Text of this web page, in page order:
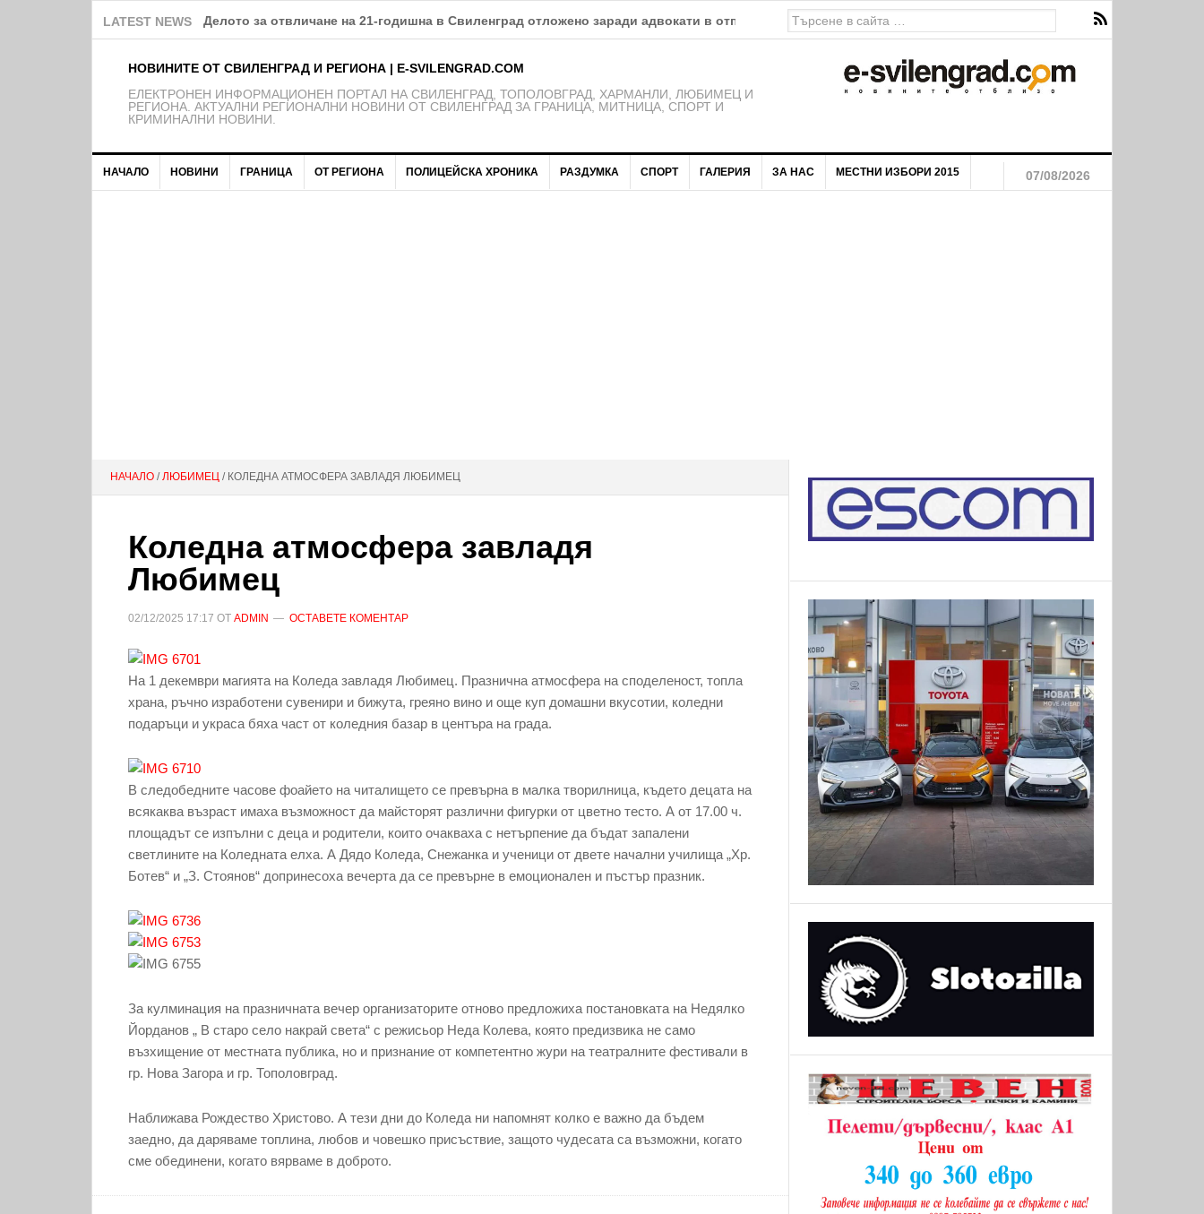
LATEST NEWS Делото за отвличане на 21-годишна в Свиленград отложено заради адвокати в отпуска
НОВИНИТЕ ОТ СВИЛЕНГРАД И РЕГИОНА | E-SVILENGRAD.COM
EЛЕКТРОНЕН ИНФОРМАЦИОНЕН ПОРТАЛ НА СВИЛЕНГРАД, ТОПОЛОВГРАД, ХАРМАНЛИ, ЛЮБИМЕЦ И
РЕГИОНА. АКТУАЛНИ РЕГИОНАЛНИ НОВИНИ ОТ СВИЛЕНГРАД ЗА ГРАНИЦА, МИТНИЦА, СПОРТ И
КРИМИНАЛНИ НОВИНИ.
НАЧАЛО НОВИНИ ГРАНИЦА ОТ РЕГИОНА ПОЛИЦЕЙСКА ХРОНИКА РАЗДУМКА СПОРТ ГАЛЕРИЯ ЗА НАС МЕСТНИ ИЗБОРИ 2015 07/08/2026
НАЧАЛО /ЛЮБИМЕЦ / КОЛЕДНА АТМОСФЕРА ЗАВЛАДЯ ЛЮБИМЕЦ
Коледна атмосфера завладя
Любимец
02/12/2025 17:17 ОТ ADMIN ОСТАВЕТЕ КОМЕНТАР
На 1 декември магията на Коледа завладя Любимец. Празнична атмосфера на споделеност, топла
храна, ръчно изработени сувенири и бижута, греяно вино и още куп домашни вкусотии, коледни
подаръци и украса бяха част от коледния базар в центъра на града.
В следобедните часове фоайето на читалището се превърна в малка творилница, където децата на
всякаква възраст имаха възможност да майсторят различни фигурки от цветно тесто. А от 17.00 ч.
площадът се изпълни с деца и родители, които очакваха с нетърпение да бъдат запалени
светлините на Коледната елха. А Дядо Коледа, Снежанка и ученици от двете начални училища „Хр.
Ботев“ и „З. Стоянов“ допринесоха вечерта да се превърне в емоционален и пъстър празник.
За кулминация на празничната вечер организаторите отново предложиха постановката на Недялко
Йорданов „ В старо село накрай света“ с режисьор Неда Колева, която предизвика не само
възхищение от местната публика, но и признание от компетентно жури на театралните фестивали в
гр. Нова Загора и гр. Тополовград.
Наближава Рождество Христово. А тези дни до Коледа ни напомнят колко е важно да бъдем
заедно, да даряваме топлина, любов и човешко присъствие, защото чудесата са възможни, когато
сме обединени, когато вярваме в доброто.